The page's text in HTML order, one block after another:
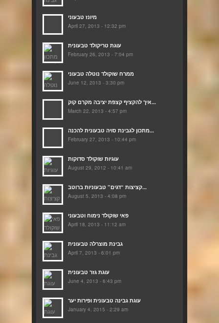
מיונז טבעוני
April 27, 2013 - 12:32 pm
עוגת טריקולד טבעונית
February 26, 2013 - 7:04 pm
ממרח שוקולד נוטלה טבעוני
June 12, 2013 - 3:30 pm
איך להקציף קצפת יציבה מקרם קוק...
March 22, 2013 - 4:57 pm
מתכון לגבינת סויה טבעונית להכנה...
February 27, 2013 - 10:44 pm
עוגיות שוקולד סדוקות
August 29, 2012 - 10:41 am
קציצות “דגים” טבעוניות ברוטב...
August 5, 2013 - 4:08 pm
פאי שוקולד נימוח וטבעוני
April 18, 2013 - 11:12 am
גבינת מוצרלה טבעונית
April 7, 2013 - 6:01 pm
עוגת גזר טבעונית
June 4, 2013 - 6:43 pm
עוגת גבינה טבעונית ופירות יער
January 4, 2015 - 2:29 am